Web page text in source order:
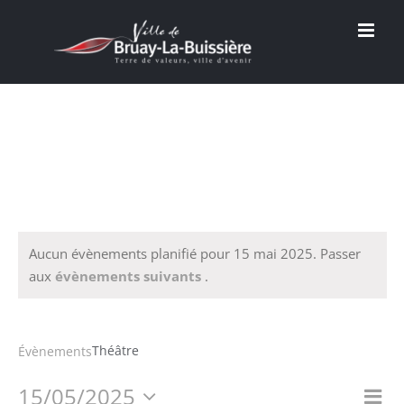
Aucun évènements planifié pour 15 mai 2025. Passer
aux évènements suivants .
ÉvènementsThéâtre
15/05/2025